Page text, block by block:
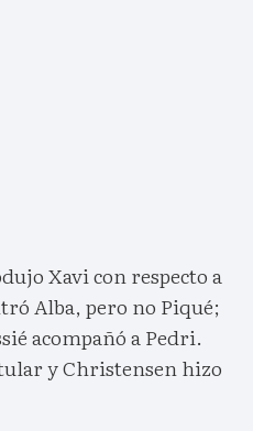
Xavi con respecto a
Alba, pero no Piqué;
acompañó a Pedri.
y Christensen hizo